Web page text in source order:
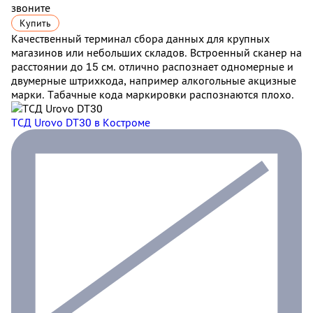
звоните
Купить
Качественный терминал сбора данных для крупных
магазинов или небольших складов. Встроенный сканер на
расстоянии до 15 см. отлично распознает одномерные и
двумерные штрихкода, например алкогольные акцизные
марки. Табачные кода маркировки распознаются плохо.
ТСД Urovo DT30 в Костроме